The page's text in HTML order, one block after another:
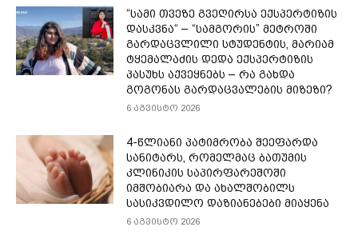
“სამი თვე­ზე გვე­ღირ­სა ექ­სპერ­ტი­ზის
დას­კვნა“ – “სამგორის” მეტროში
გარდაცვლილი სტუდენტის, მარიამ
ტყემალაძის დედა ექსპერტიზის
პასუხს აქვეყნებს – რა გახდა
გოგონას გარდაცვალების მიზეზი?
6 აგვისტო 2026
4-წლიანი პატიმრობა შეეფარდა
სანიტარს, რომელმაც ბათუმის
კლინიკის საპირფარეშოში
იმშობიარა და ახალშობილს
სასიკვდილო დაზიანებები მიაყენა
6 აგვისტო 2026